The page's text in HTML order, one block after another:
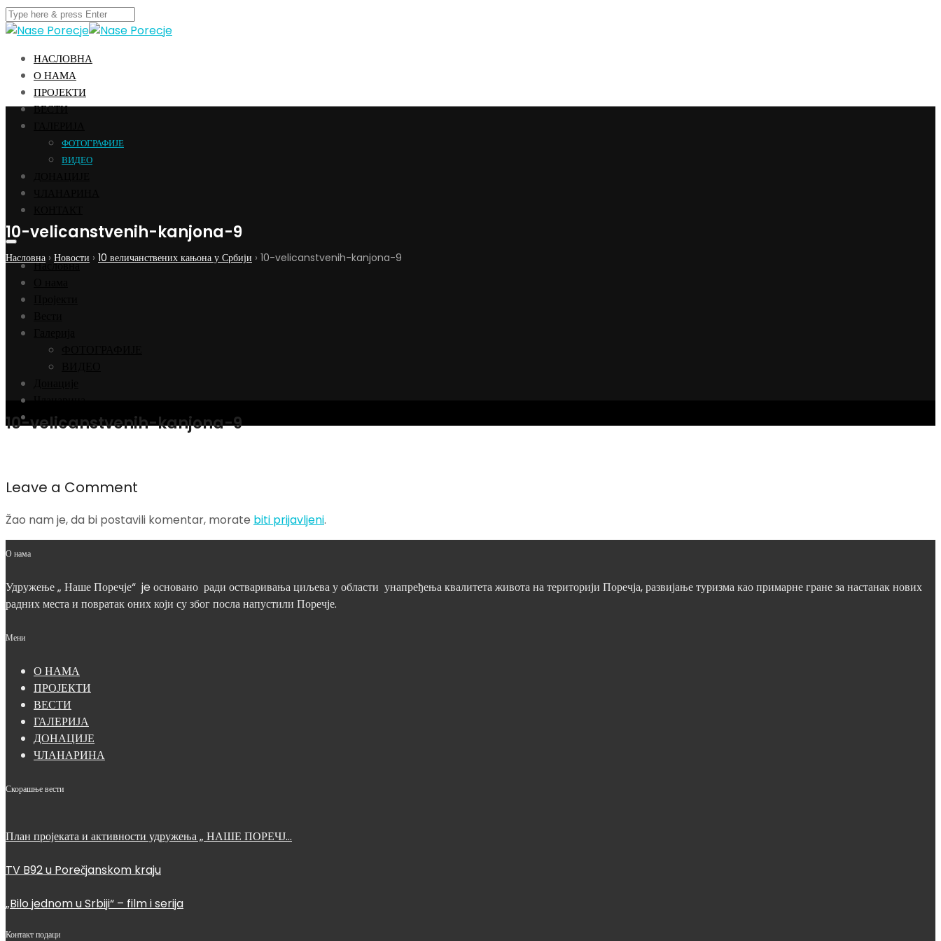
НАСЛОВНА
О НАМА
ПРОЈЕКТИ
ВЕСТИ
ФОТОГРАФИЈЕ
ВИДЕО
Насловна
Контакт
10-velicanstvenih-kanjona-9
Насловна › Новости › 10 величанствених кањона у Србији › 10-velicanstvenih-kanjona-9
10-velicanstvenih-kanjona-9
Leave a Comment
Žao nam je, da bi postavili komentar, morate biti prijavljeni.
О нама
Удружење „ Наше Поречје“ je основано ради остваривања циљева у области унапређења квалитета живота на територији Поречја, развијање туризма као примарне гране за настанак нових
радних места и повратак оних који су због посла напустили Поречје.
Мени
О НАМА
ПРОЈЕКТИ
ВЕСТИ
ГАЛЕРИЈА
ДОНАЦИЈЕ
ЧЛАНАРИНА
Скорашње вести
План пројеката и активности удружења „ НАШЕ ПОРЕЧЈ…
TV B92 u Porečjanskom kraju
„Bilo jednom u Srbiji“ – film i serija
Контакт подаци